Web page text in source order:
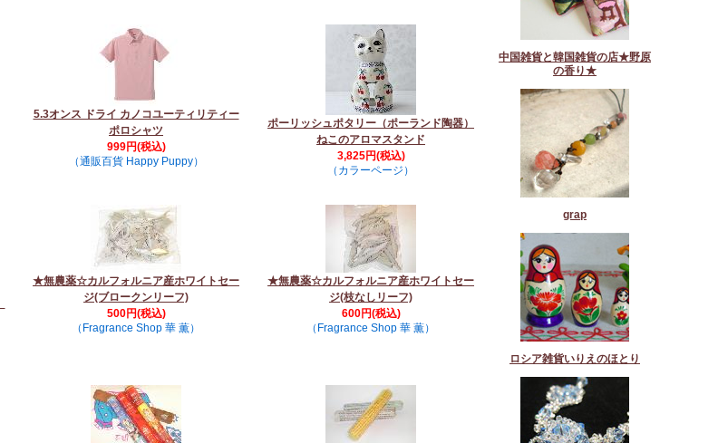
5.3オンス ドライ カノコユーティリティー
ポロシャツ
999円(税込)
（通販百貨 Happy Puppy）
ポーリッシュポタリー（ポーランド陶器）
ねこのアロマスタンド
3,825円(税込)
（カラーページ）
★無農薬☆カルフォルニア産ホワイトセー
ジ(ブロークンリーフ)
500円(税込)
（Fragrance Shop 華 薫）
★無農薬☆カルフォルニア産ホワイトセー
ジ(枝なしリーフ)
600円(税込)
（Fragrance Shop 華 薫）
中国雑貨と韓国雑貨の店★野原
の香り★
grap
ロシア雑貨いりえのほとり